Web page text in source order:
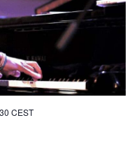
CEST